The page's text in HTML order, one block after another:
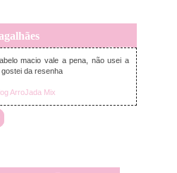
segunda-feira, novembro 07, 2022
macio vale a pena, não usei a
da resenha
ArroJada Mix